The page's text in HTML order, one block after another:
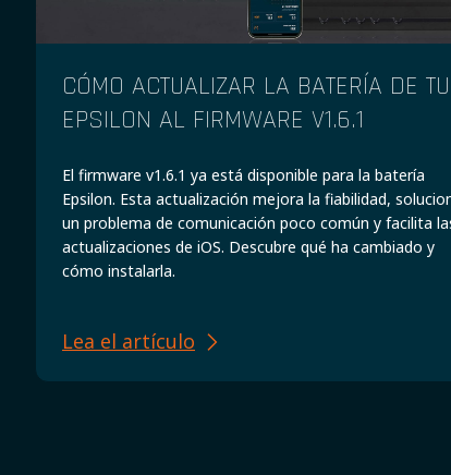
CÓMO ACTUALIZAR LA BATERÍA DE TU
EPSILON AL FIRMWARE V1.6.1
El firmware v1.6.1 ya está disponible para la batería
Epsilon. Esta actualización mejora la fiabilidad,
un problema de comunicación poco común y facilita
actualizaciones de iOS. Descubre qué ha cambiado y
cómo instalarla.
Lea el artículo